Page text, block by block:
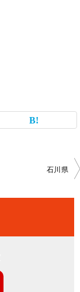
石川県